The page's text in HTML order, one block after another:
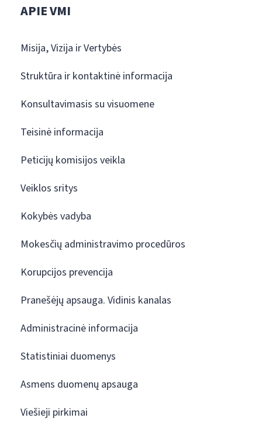
APIE VMI
Misija, Vizija ir Vertybės
Struktūra ir kontaktinė informacija
Konsultavimasis su visuomene
Teisinė informacija
Peticijų komisijos veikla
Veiklos sritys
Kokybės vadyba
Mokesčių administravimo procedūros
Korupcijos prevencija
Pranešėjų apsauga. Vidinis kanalas
Administracinė informacija
Statistiniai duomenys
Asmens duomenų apsauga
Viešieji pirkimai